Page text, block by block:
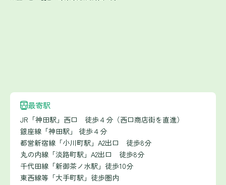
最寄駅
JR「神田駅」西口 徒歩４分（西口商店街を直進）
銀座線「神田駅」 徒歩４分
都営新宿線「小川町駅」A2出口 徒歩8分
丸の内線「淡路町駅」A2出口 徒歩8分
千代田線「新御茶ノ水駅」徒歩10分
東西線等「大手町駅」徒歩圏内